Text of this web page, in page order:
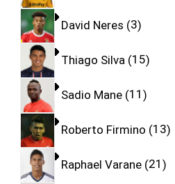
David Neres 3
Thiago Silva 15
Sadio Mane 11
Roberto Firmino 13
Raphael Varane 21